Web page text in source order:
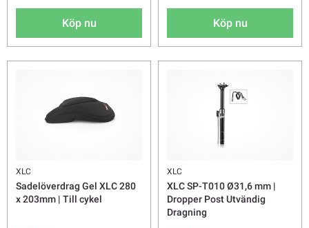
Köp nu Köp nu
XLC
Sadelöverdrag Gel XLC 280
x 203mm | Till cykel
XLC
XLC SP-T010 Ø31,6 mm |
Dropper Post Utvändig
Dragning